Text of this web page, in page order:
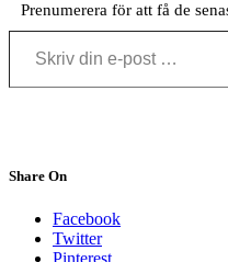
Prenumerera för att få de
Skriv din e-post …
Share On
Facebook
Twitter
Pinterest